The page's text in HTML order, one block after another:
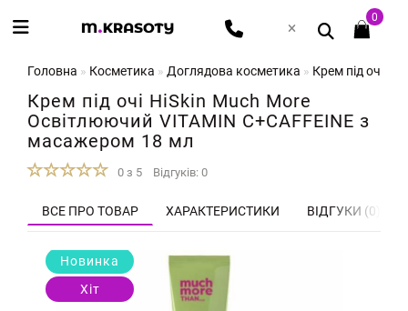
0
Головна Косметика Доглядова косметика Крем під очі
Крем під очі HiSkin Much More
Освітлюючий VITAMIN C+CAFFEINE з
масажером 18 мл
0 з 5 Відгуків: 0
ВСЕ ПРО ТОВАР ХАРАКТЕРИСТИКИ ВІДГУКИ (0)
Новинка
Хіт